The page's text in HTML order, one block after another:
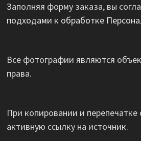
Заполняя форму заказа, вы
подходами к обработке
Все фотографии являются
права.
При копировании и перепечатке
активную ссылку на источник.